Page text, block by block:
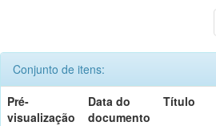
Conjunto de itens:
Pré-
visualização
Data do
documento
Título